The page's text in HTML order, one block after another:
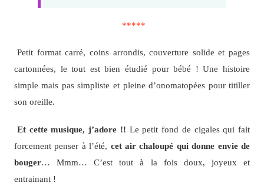
*****
Petit format carré, coins arrondis, couverture solide et pages
cartonnées, le tout est bien étudié pour bébé ! Une histoire
simple mais pas simpliste et pleine d’onomatopées pour titiller
son oreille.
Et cette musique, j’adore !! Le petit fond de cigales qui fait
forcement penser à l’été, cet air chaloupé qui donne envie de
bouger… Mmm… C’est tout à la fois doux, joyeux et
entrainant !